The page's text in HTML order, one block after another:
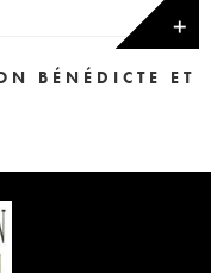
✕
BÉNÉDICTE ET